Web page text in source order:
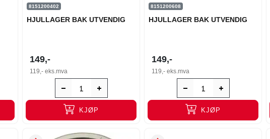
8151200402
HJULLAGER BAK UTVENDIG
149,-
119,- eks.mva
KJØP
8151200608
HJULLAGER BAK UTVENDIG
149,-
119,- eks.mva
KJØP